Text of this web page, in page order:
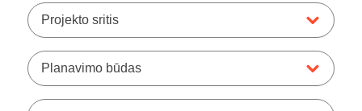
Projekto sritis
Planavimo būdas